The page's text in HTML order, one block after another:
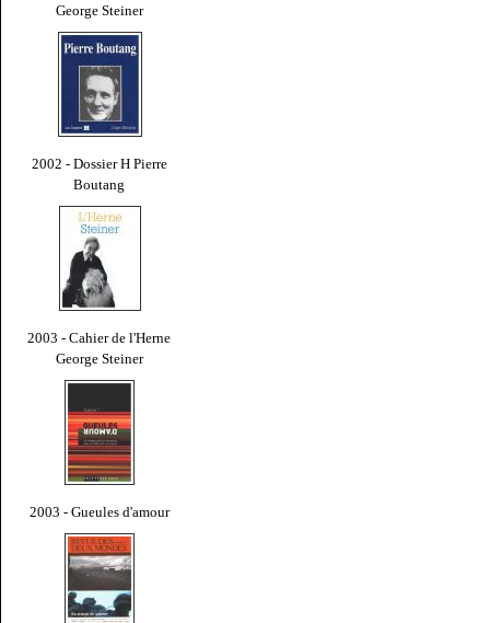
George Steiner
2002 - Dossier H Pierre
Boutang
2003 - Cahier de l'Herne
George Steiner
2003 - Gueules d'amour